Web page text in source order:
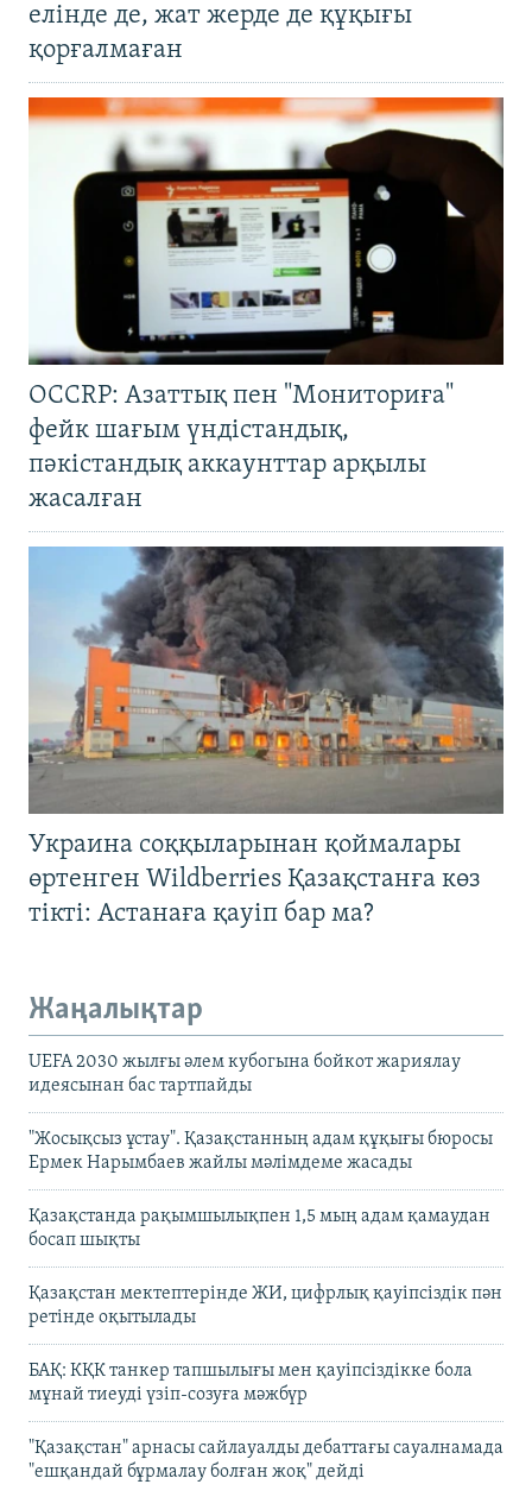
елінде де, жат жерде де құқығы
қорғалмаған
OCCRP: Азаттық пен "Мониториға"
фейк шағым үндістандық,
пәкістандық аккаунттар арқылы
жасалған
Украина соққыларынан қоймалары
өртенген Wildberries Қазақстанға көз
тікті: Астанаға қауіп бар ма?
Жаңалықтар
UEFA 2030 жылғы әлем кубогына бойкот жариялау
идеясынан бас тартпайды
"Жосықсыз ұстау". Қазақстанның адам құқығы бюросы
Ермек Нарымбаев жайлы мәлімдеме жасады
Қазақстанда рақымшылықпен 1,5 мың адам қамаудан
босап шықты
Қазақстан мектептерінде ЖИ, цифрлық қауіпсіздік пән
ретінде оқытылады
БАҚ: КҚК танкер тапшылығы мен қауіпсіздікке бола
мұнай тиеуді үзіп-созуға мәжбүр
"Қазақстан" арнасы сайлауалды дебаттағы сауалнамада
"ешқандай бұрмалау болған жоқ" дейді